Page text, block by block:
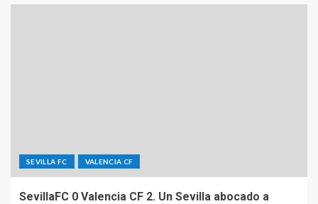
SEVILLA FC VALENCIA CF
SevillaFC 0 Valencia CF 2. Un Sevilla abocado a